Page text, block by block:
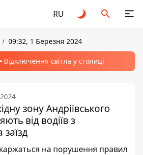
RU
09:32, 1 Березня 2024
Відключення світла у столиці
зону Андріївського
від водіїв з
на порушення правил